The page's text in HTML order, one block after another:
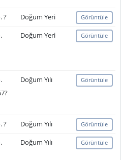
? Doğum Yeri Görüntüle
Doğum Yeri Görüntüle
Doğum Yılı Görüntüle
? Doğum Yılı Görüntüle
Doğum Yılı Görüntüle